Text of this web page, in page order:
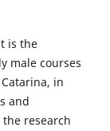
is the
male courses
in
and
research